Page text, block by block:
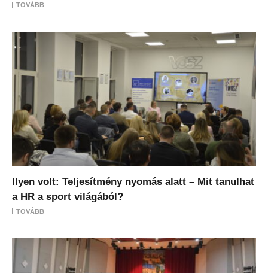
TOVÁBB
Ilyen volt: Teljesítmény nyomás alatt – Mit tanulhat
a HR a sport világából?
TOVÁBB